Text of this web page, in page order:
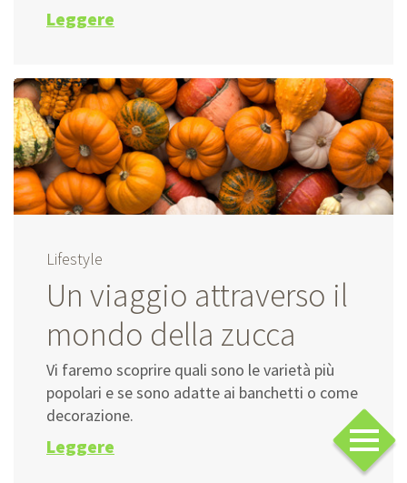
Leggere
Lifestyle
Un viaggio attraverso il
mondo della zucca
Vi faremo scoprire quali sono le varietà più
popolari e se sono adatte ai banchetti o come
decorazione.
Leggere